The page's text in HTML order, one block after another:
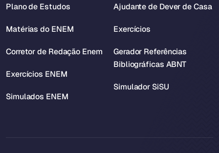
Plano de Estudos
Matérias do ENEM
Corretor de Redação Enem
Exercícios ENEM
Simulados ENEM
Ajudante de Dever de Casa
Exercícios
Gerador Referências
Bibliográficas ABNT
Simulador SiSU